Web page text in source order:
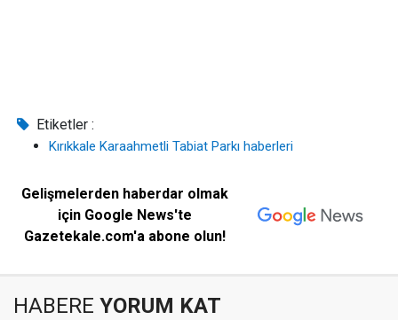
Etiketler :
Kırıkkale Karaahmetli Tabiat Parkı haberleri
Gelişmelerden haberdar olmak
için Google News'te
Gazetekale.com'a abone olun!
HABERE YORUM KAT